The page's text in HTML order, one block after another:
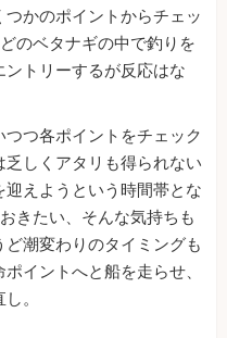
かのポイントからチェッ
のベタナギの中で釣りを
トリーするが反応はな
つ各ポイントをチェック
しくアタリも得られない
えようという時間帯とな
きたい、そんな気持ちも
潮変わりのタイミングも
イントへと船を走らせ、
。